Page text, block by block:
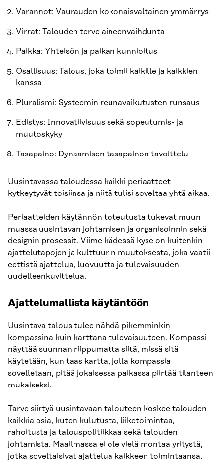
Varannot: Vaurauden kokonaisvaltainen ymmärrys
Virrat: Talouden terve aineenvaihdunta
Paikka: Yhteisön ja paikan kunnioitus
Osallisuus: Talous, joka toimii kaikille ja kaikkien
kanssa
Pluralismi: Systeemin reunavaikutusten runsaus
Edistys: Innovatiivisuus sekä sopeutumis- ja
muutoskyky
Tasapaino: Dynaamisen tasapainon tavoittelu
Uusintavassa taloudessa kaikki periaatteet
kytkeytyvät toisiinsa ja niitä tulisi soveltaa yhtä aikaa.
Periaatteiden käytännön toteutusta tukevat muun
muassa uusintavan johtamisen ja organisoinnin sekä
designin prosessit. Viime kädessä kyse on kuitenkin
ajattelutapojen ja kulttuurin muutoksesta, joka vaatii
eettistä ajattelua, luovuutta ja tulevaisuuden
uudelleenkuvittelua.
Ajattelumallista käytäntöön
Uusintava talous tulee nähdä pikemminkin
kompassina kuin karttana tulevaisuuteen. Kompassi
näyttää suunnan riippumatta siitä, missä sitä
käytetään, kun taas kartta, jolla kompassia
sovelletaan, pitää jokaisessa paikassa piirtää tilanteen
mukaiseksi.
Tarve siirtyä uusintavaan talouteen koskee talouden
kaikkia osia, kuten kulutusta, liiketoimintaa,
rahoitusta ja talouspolitiikkaa sekä talouden
johtamista. Maailmassa ei ole vielä montaa yritystä,
jotka soveltaisivat ajattelua kaikkeen toimintaansa.